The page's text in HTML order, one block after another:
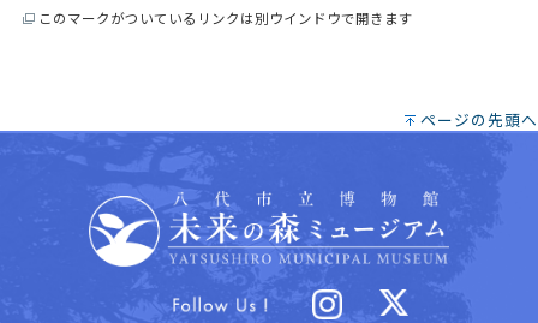
このマークがついているリンクは別ウインドウで開きます
ページの先頭へ